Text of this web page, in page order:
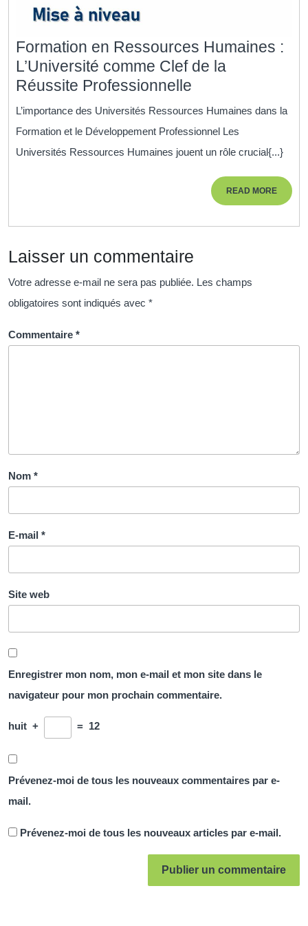
Formation en Ressources Humaines :
L’Université comme Clef de la
Réussite Professionnelle
en
Ressources
:
L’Université
comme
la
Réussite
L’importance des Universités Ressources Humaines dans la
Formation et le Développement Professionnel Les
Universités Ressources Humaines jouent un rôle crucial{...}
READ MOREREAD
MORE
Laisser un commentaire
Votre adresse e-mail ne sera pas publiée. Les champs
obligatoires sont indiqués avec *
Commentaire *
Nom *
E-mail *
Site web
Enregistrer mon nom, mon e-mail et mon site dans le
navigateur pour mon prochain commentaire.
huit + = 12
Prévenez-moi de tous les nouveaux commentaires par e-
mail.
Prévenez-moi de tous les nouveaux articles par e-mail.